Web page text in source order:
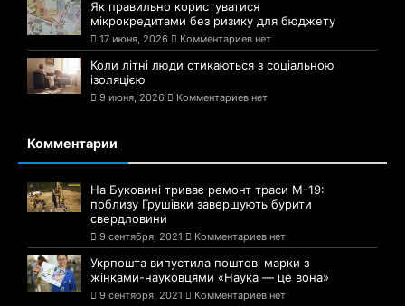
Як правильно користуватися
мікрокредитами без ризику для бюджету
17 июня, 2026 Комментариев нет
Коли літні люди стикаються з соціальною
ізоляцією
9 июня, 2026 Комментариев нет
Комментарии
На Буковині триває ремонт траси М-19:
поблизу Грушівки завершують бурити
свердловини
9 сентября, 2021 Комментариев нет
Укрпошта випустила поштові марки з
жінками-науковцями «Наука — це вона»
9 сентября, 2021 Комментариев нет